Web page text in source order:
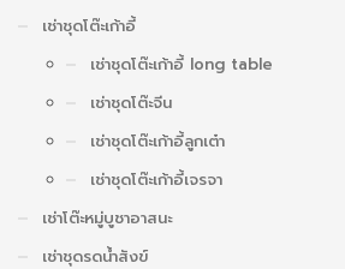
เช่าชุดโต๊ะเก้าอี้
เช่าชุดโต๊ะเก้าอี้ long table
เช่าชุดโต๊ะจีน
เช่าชุดโต๊ะเก้าอี้ลูกเต๋า
เช่าชุดโต๊ะเก้าอี้เจรจา
เช่าโต๊ะหมู่บูชาอาสนะ
เช่าชุดรดน้ำสังข์